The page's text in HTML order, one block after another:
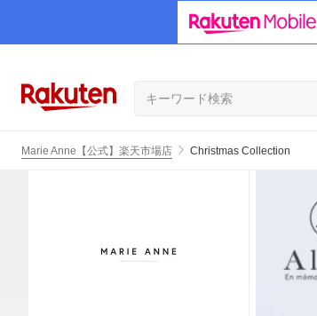
Marie Anne【公式】楽天市場店 Christmas Collection